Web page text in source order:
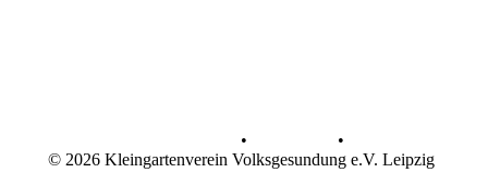
•
•
© 2026 Kleingartenverein Volksgesundung e.V. Leipzig